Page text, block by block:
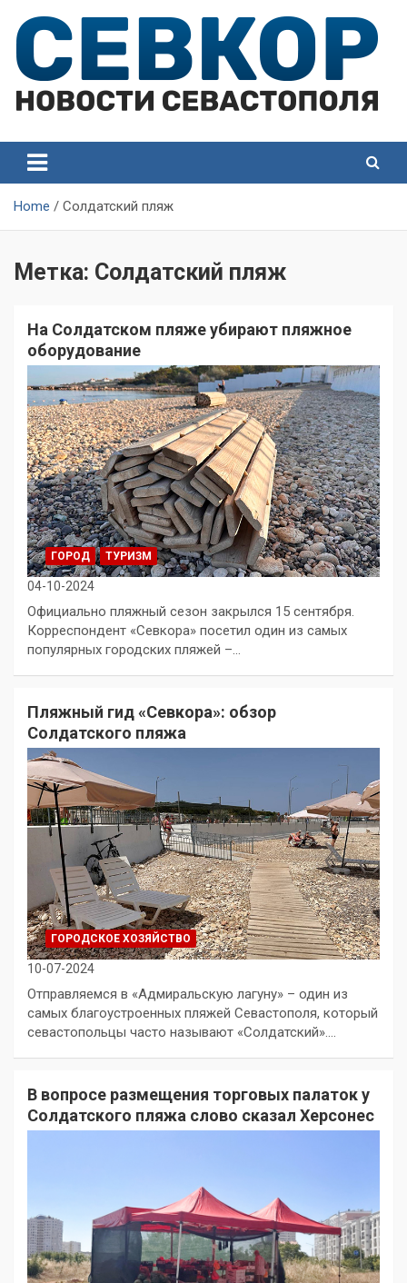
content
Севастополя
Севастополя
Home Солдатский пляж
Метка: Солдатский пляж
На Солдатском пляже убирают пляжное
оборудование
ГОРОД ТУРИЗМ
04-10-2024
Официально пляжный сезон закрылся 15 сентября.
Корреспондент «Севкора» посетил один из самых
популярных городских пляжей –…
Пляжный гид «Севкора»: обзор
Солдатского пляжа
ГОРОДСКОЕ ХОЗЯЙСТВО
10-07-2024
Отправляемся в «Адмиральскую лагуну» – один из
самых благоустроенных пляжей Севастополя, который
севастопольцы часто называют «Солдатский».…
В вопросе размещения торговых палаток у
Солдатского пляжа слово сказал Херсонес